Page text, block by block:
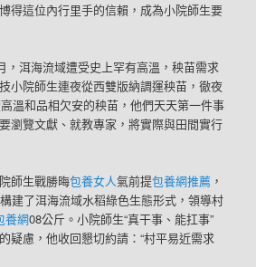
得這位內行里手的信賴，成為小院師生要
，洱海流域遭受史上罕有高溫，秧苗需求
小院師生連夜從西雙版納調運秧苗，徹夜
溫和品相欠安的秧苗，他們天天第一件事
瀏覽文獻、就教專家，將實際與田間實行
師生戰勝晦包養女人氣前提包養網推薦 ，
建了洱海流域水稻綠色生態形式，領導村
養網08公斤。小院師生“真干事、能扛事”
疑慮，他收回懇切約請：“村平易近需求